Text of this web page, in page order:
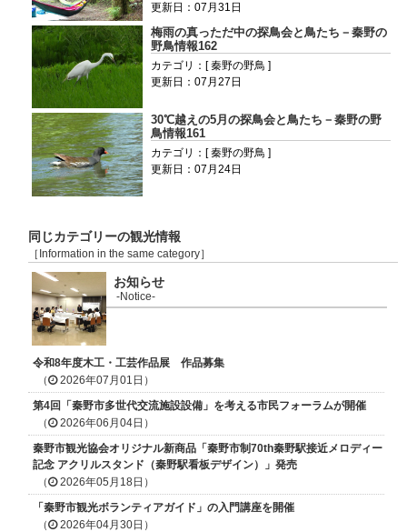
更新日：07月31日
梅雨の真っただ中の探鳥会と鳥たち－秦野の
野鳥情報162
カテゴリ：[ 秦野の野鳥 ]
更新日：07月27日
30℃越えの5月の探鳥会と鳥たち－秦野の野
鳥情報161
カテゴリ：[ 秦野の野鳥 ]
更新日：07月24日
同じカテゴリーの観光情報
［Information in the same category］
お知らせ
-Notice-
令和8年度木工・工芸作品展 作品募集
（
2026年07月01日）
第4回「秦野市多世代交流施設設備」を考える市民フォーラムが開催
（
2026年06月04日）
秦野市観光協会オリジナル新商品「秦野市制70th秦野駅接近メロディー
記念 アクリルスタンド（秦野駅看板デザイン）」発売
（
2026年05月18日）
「秦野市観光ボランティアガイド」の入門講座を開催
（
2026年04月30日）